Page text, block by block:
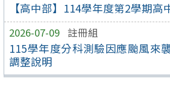
【高中部】114學年度第2學期高
2026-07-09 註冊組
115學年度分科測驗因應颱風來
調整說明